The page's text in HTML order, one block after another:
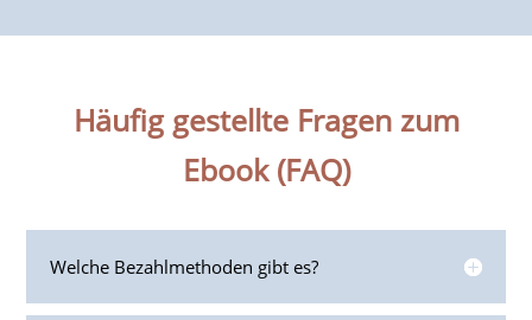
Häufig gestellte Fragen zum
Ebook (FAQ)
Welche Bezahlmethoden gibt es?